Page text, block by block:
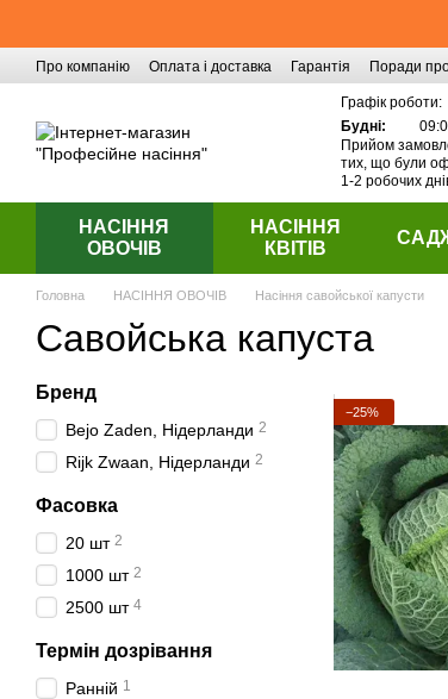
Про компанію Оплата і доставка Гарантія Поради
Графік роботи:
Будні:
Прийом
тих, що були
1-2 робочих
НАСІННЯ
ОВОЧІВ
НАСІННЯ
КВІТІВ
Головна НАСІННЯ ОВОЧІВ Насіння савойської капусти
Савойська капуста
−25%
Бренд
Bejo Zaden, Нідерланди 2
Rijk Zwaan, Нідерланди 2
Фасовка
20 шт 2
1000 шт 2
2500 шт 4
Термін дозрівання
Ранній 1